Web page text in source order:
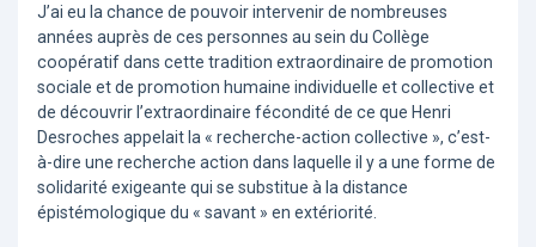
J’ai eu la chance de pouvoir intervenir de nombreuses
années auprès de ces personnes au sein du Collège
coopératif dans cette tradition extraordinaire de promotion
sociale et de promotion humaine individuelle et collective et
de découvrir l’extraordinaire fécondité de ce que Henri
Desroches appelait la « recherche-action collective », c’est-
à-dire une recherche action dans laquelle il y a une forme de
solidarité exigeante qui se substitue à la distance
épistémologique du « savant » en extériorité.